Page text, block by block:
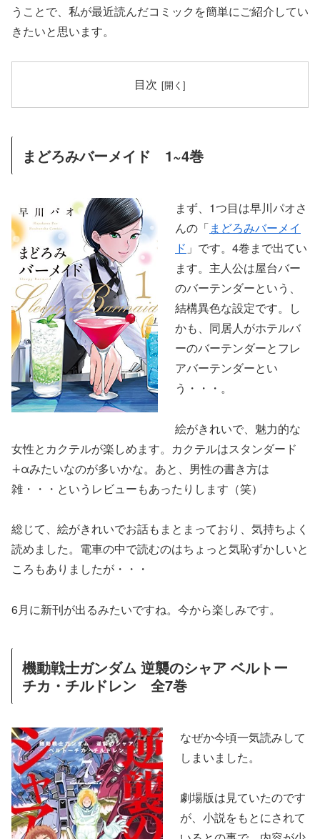
うことで、私が最近読んだコミックを簡単にご紹介してい
きたいと思います。
目次
まどろみバーメイド 1~4巻
まず、1つ目は早川パオさ
んの「まどろみバーメイ
ド 」です。4巻まで出てい
ます。主人公は屋台バー
のバーテンダーという、
結構異色な設定です。し
かも、同居人がホテルバ
ーのバーテンダーとフレ
アバーテンダーとい
う・・・。
絵がきれいで、魅力的な
女性とカクテルが楽しめます。カクテルはスタンダード
∔αみたいなのが多いかな。あと、男性の書き方は
雑・・・というレビューもあったりします（笑）
総じて、絵がきれいでお話もまとまっており、気持ちよく
読めました。電車の中で読むのはちょっと気恥ずかしいと
ころもありましたが・・・
6月に新刊が出るみたいですね。今から楽しみです。
機動戦士ガンダム 逆襲のシャア ベルトー
チカ・チルドレン 全7巻
なぜか今頃一気読みして
しまいました。
劇場版は見ていたのです
が、小説をもとにされて